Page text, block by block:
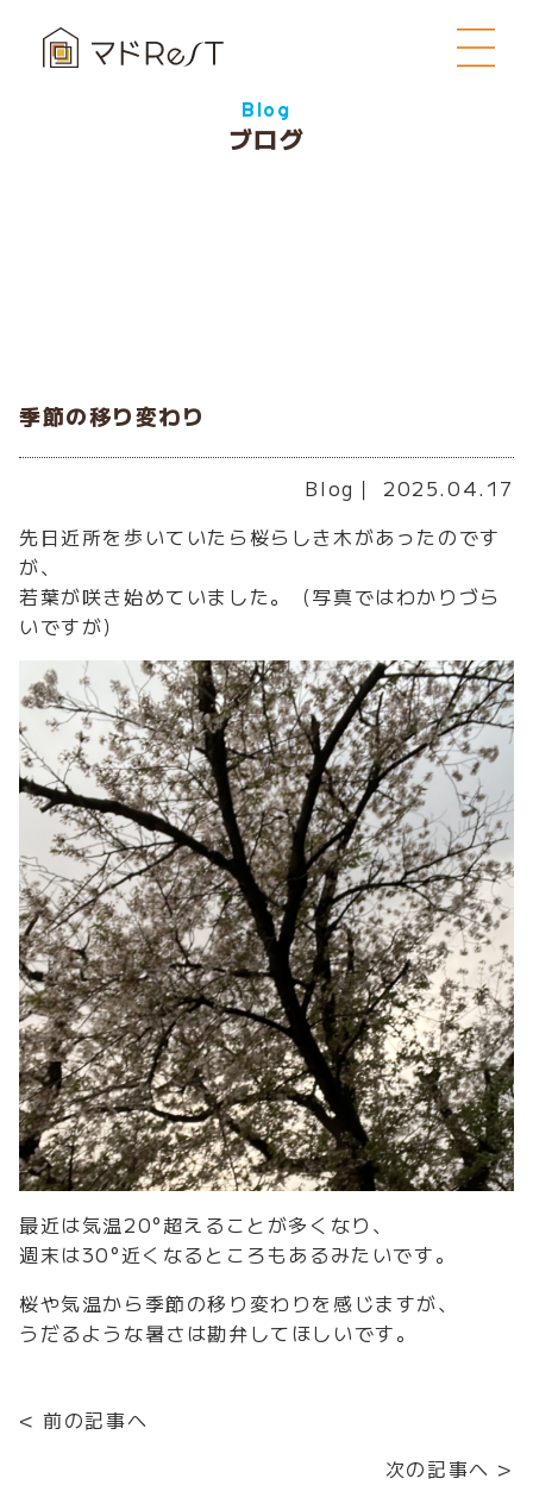
Blog
ブログ
季節の移り変わり
Blog ｜ 2025.04.17
先日近所を歩いていたら桜らしき木があったのです
が、
若葉が咲き始めていました。（写真ではわかりづら
いですが）
最近は気温20°超えることが多くなり、
週末は30°近くなるところもあるみたいです。
桜や気温から季節の移り変わりを感じますが、
うだるような暑さは勘弁してほしいです。
< 前の記事へ
次の記事へ >